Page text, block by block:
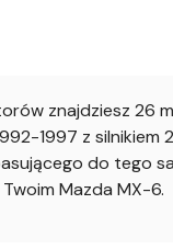
znajdziesz 26
1997 z silnikiem
do tego
Mazda MX-6.